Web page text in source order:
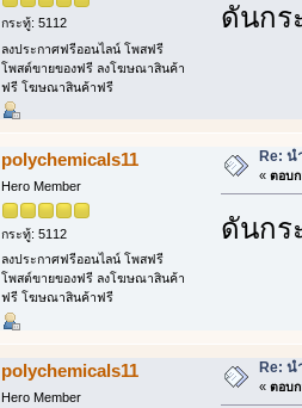
กระทู้: 5112
ลงประกาศฟรีออนไลน์ โพสฟรี
โพสต์ขายของฟรี ลงโฆษณาสินค้า
ฟรี โฆษณาสินค้าฟรี
ดันกร
polychemicals11
Hero Member
กระทู้: 5112
ลงประกาศฟรีออนไลน์ โพสฟรี
โพสต์ขายของฟรี ลงโฆษณาสินค้า
ฟรี โฆษณาสินค้าฟรี
Re: น
« ตอบก
ดันกร
polychemicals11
Hero Member
Re: น
« ตอบก